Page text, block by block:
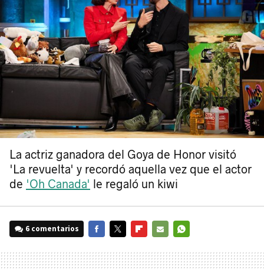
La actriz ganadora del Goya de Honor visitó
'La revuelta' y recordó aquella vez que el actor
de 'Oh Canada' le regaló un kiwi
6 comentarios
MAIL